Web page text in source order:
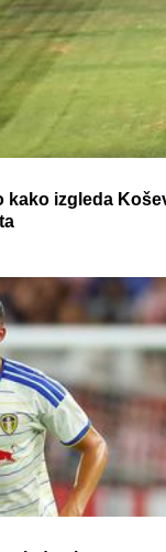
kako izgleda